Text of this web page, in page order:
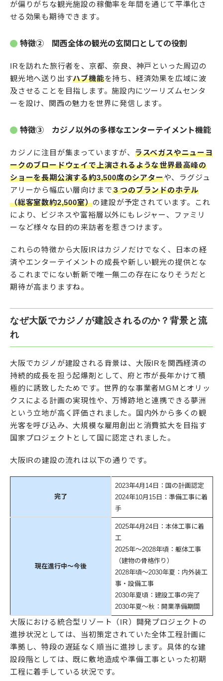
が偏りがちな観光施設の稼働率を年間を通じて平準化さ
せる効果も期待できます。
特徴② 関西全体の観光の玄関口としての役割
IRを訪れた旅行者を、京都、奈良、神戸といった周辺の
観光地へ送り出すハブ機能を持ち、経済効果を広域に波
及させることを目指します。施設内にツーリズムセンタ
ーを設け、関西の魅力を世界に発信します。
特徴③ カジノ以外の多様なエンターテイメント機能
カジノに注目が集まっていますが、 ラスベガスやニューヨ
ークのブロードウェイで上演されるような世界最高峰の
ショーを長期公演する約3,500席のシアターや、ラグジュ
アリーから幅広い層向けまで３つのブランドのホテル
（総客室数約2,500室）の建設が予定されています。これ
により、ビジネスや富裕層以外にもレジャー、ファミリ
ーなど様々な目的の来訪者を惹きつけます。
これらの特徴から大阪IRはカジノだけでなく、日本の経
済やエンターテイメントの成長や新しい観光の提供とな
るこれまでにない斬新で唯一無二の存在になりそうだと
期待が高まりますね。
なぜ大阪でカジノが建設されるのか？背景と流
れ
大阪でカジノが建設される背景は、大阪IRを関西経済の
持続的成長を担う起爆剤として、府と市が長年かけて積
極的に誘致したためです。世界的な事業者MGMとオリッ
クスによる計画の実現性や、万博跡地と連携できる夢洲
という立地が高く評価されました。国内外から多くの観
光客を呼び込み、大規模な雇用創出と消費拡大を目指す
国家プロジェクトとして国に認定されました。
大阪IRの建設の流れは以下の通りです。
完了
2023年4月14日：国の計画認定
2024年10月15日：準備工事に着
手
現在進行中〜今後
2025年4月24日：本体工事に着
工
2025年〜2028年頃：躯体工事
（建物の骨格作り）
2028年頃〜2030年夏：内外装工
事・設備工事
2030年夏頃：建設工事の完了
2030年夏〜秋：開業準備期間
大阪における統合型リゾート（IR）開発プロジェクトの
進捗状況としては、当初策定されていた全体工程計画に
準拠し、特段の遅延なく順当に進捗します。具体的な建
設段階としては、既に敷地造成や準備工事といった初期
工程に着手している状況です。